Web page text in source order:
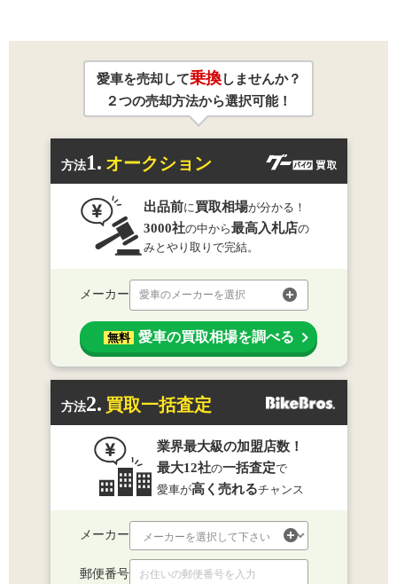
愛車を売却して乗換しませんか？
２つの売却方法から選択可能！
方法1. オークション
出品前に 買取相場が分かる！
3000社の中から最高入札店の
みとやり取りで完結。
メーカー 愛車のメーカーを選択
無料 愛車の買取相場を調べる
方法2. 買取一括査定
業界最大級の加盟店数！
最大12社の一括査定で
愛車が高く売れるチャンス
メーカー
郵便番号